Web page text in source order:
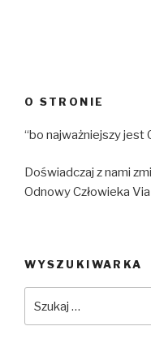
O STRONIE
“bo najważniejszy jest
Doświadczaj z nami
Odnowy Człowieka
WYSZUKIWARKA